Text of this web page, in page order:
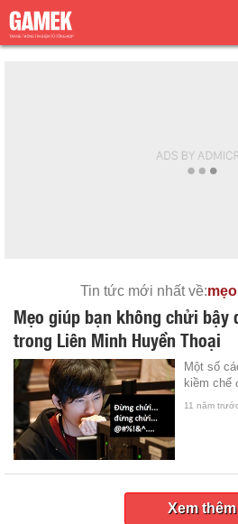
Tin tức mới nhất về:
Mẹo giúp bạn không chửi
trong Liên Minh Huyền Thoại
Một số
kiềm
11 năm
Xem thêm